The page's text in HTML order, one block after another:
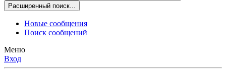
Расширенный поиск...
Новые сообщения
Поиск сообщений
Меню
Вход